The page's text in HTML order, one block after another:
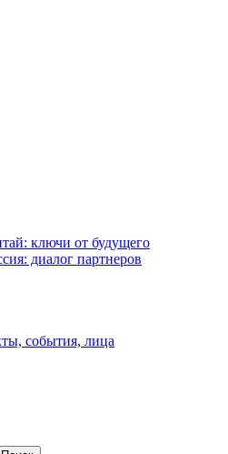
ключи от будущего
диалог партнеров
события, лица